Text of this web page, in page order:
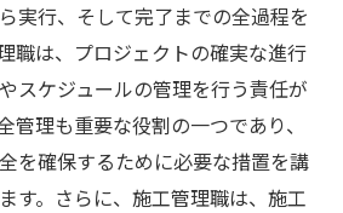
実行、そして完了までの全過程を
職は、プロジェクトの確実な進行
スケジュールの管理を行う責任が
管理も重要な役割の一つであり、
を確保するために必要な措置を講
す。さらに、施工管理職は、施工